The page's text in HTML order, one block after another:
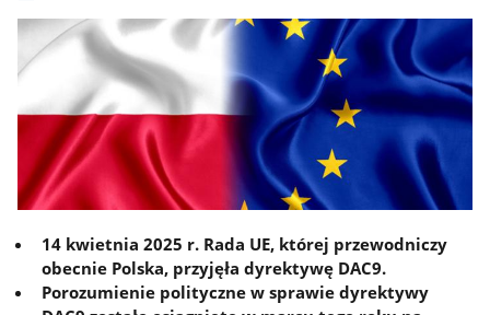
14 kwietnia 2025 r. Rada UE, której przewodniczy
obecnie Polska, przyjęła dyrektywę DAC9.
Porozumienie polityczne w sprawie dyrektywy